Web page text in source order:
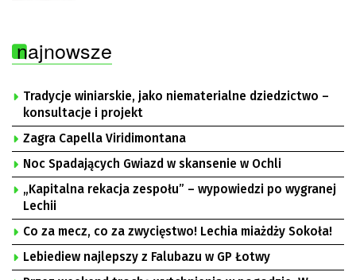
najnowsze
Tradycje winiarskie, jako niematerialne dziedzictwo –
konsultacje i projekt
Zagra Capella Viridimontana
Noc Spadających Gwiazd w skansenie w Ochli
„Kapitalna rekacja zespołu” – wypowiedzi po wygranej
Lechii
Co za mecz, co za zwycięstwo! Lechia miażdży Sokoła!
Lebiediew najlepszy z Falubazu w GP Łotwy